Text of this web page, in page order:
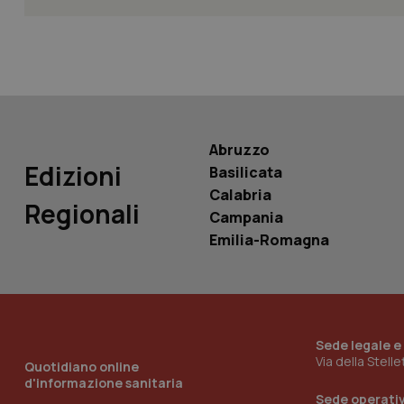
Edizioni
Regionali
Abruzzo
Basilicata
Calabria
Campania
Emilia-Romagna
Quotidiano online
d'informazione sanitaria
Sede legale
Via della
Sede
Nome
Nome
__Secure-YNID